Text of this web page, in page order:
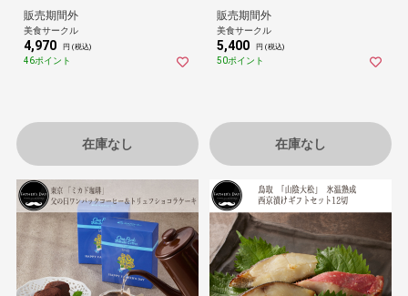
販売期間外
美食サークル
4,970 円 (税込)
46ポイント
在庫なし
販売期間外
美食サークル
5,400 円 (税込)
50ポイント
在庫なし